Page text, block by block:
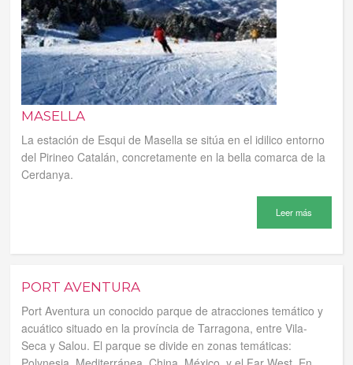
MASELLA
La estación de Esqui de Masella se sitúa en el idilico entorno
del Pirineo Catalán, concretamente en la bella comarca de la
Cerdanya.
Leer más
PORT AVENTURA
Port Aventura un conocido parque de atracciones temático y
acuático situado en la província de Tarragona, entre Vila-
Seca y Salou. El parque se divide en zonas temáticas: